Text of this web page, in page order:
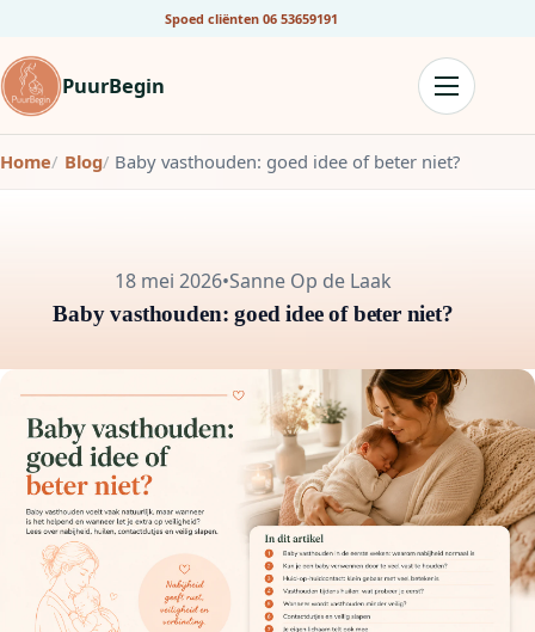
Spoed cliënten 06 53659191
PuurBegin
Home Blog Baby vasthouden: goed idee of beter niet?
18 mei 2026•Sanne Op de Laak
Baby vasthouden: goed idee of beter niet?